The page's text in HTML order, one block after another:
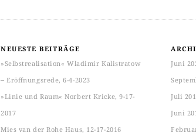
NEUESTE BEITRÄGE
»Selbstrealisation« Wladimir Kalistratow
‒ Eröffnungsrede, 6-4-2023
»Linie und Raum« Norbert Kricke, 9-17-
2017
Mies van der Rohe Haus, 12-17-2016
Juni
Juli
Juni